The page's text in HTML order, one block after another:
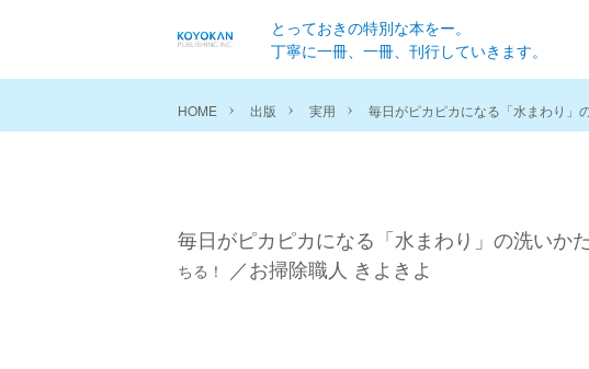
とっておきの特別な本をー。
丁寧に一冊、一冊、刊行していきます。
HOME 出版 実用 毎日がピカピカになる「水まわり」
毎日がピカピカになる「水まわり」の洗いかた
ちる！
／お掃除職人 きよきよ